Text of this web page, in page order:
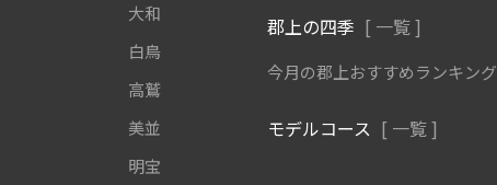
大和
白鳥
高鷲
美並
明宝
郡上の四季 [ 一覧 ]
今月の郡上おすすめランキング
モデルコース [ 一覧 ]